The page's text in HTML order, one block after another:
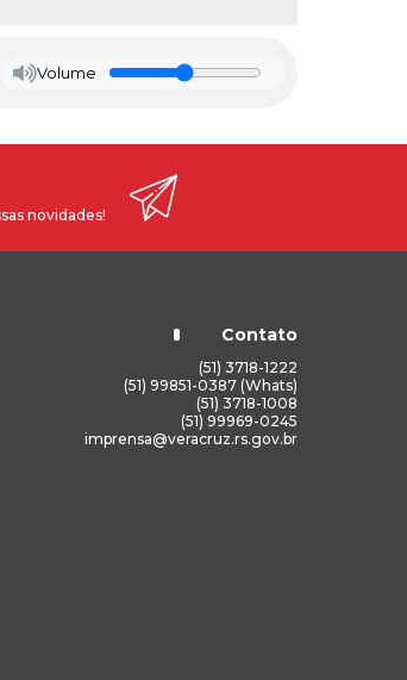
Volume
Contato
(51) 3718-1222
(51) 99851-0387 (Whats)
(51) 3718-1008
(51) 99969-0245
imprensa@veracruz.rs.gov.br
novidades!